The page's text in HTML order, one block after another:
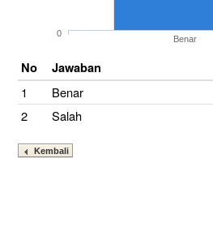
Benar
0
No Jawaban
1
Benar
2
Salah
Kembali